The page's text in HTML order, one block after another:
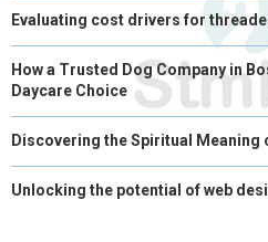
Evaluating cost drivers for
How a Trusted Dog Company in
Daycare Choice
Discovering the Spiritual Meaning
Unlocking the potential of web